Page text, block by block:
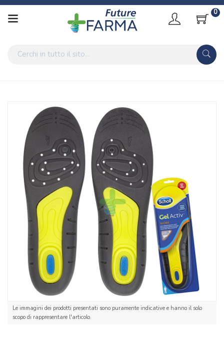
0
Scholl Linea Benessere dei Piedi Gel Activ Work 1 Paio di
Solette Uomo
Catalogo Salute
Prodotti Sanitari
Scholl Linea Benessere dei Piedi Gel Activ Work 1 Paio di
Solette Uomo
Le immagini dei prodotti presentati sono puramente indicative e hanno il solo
scopo di rappresentare l'articolo.